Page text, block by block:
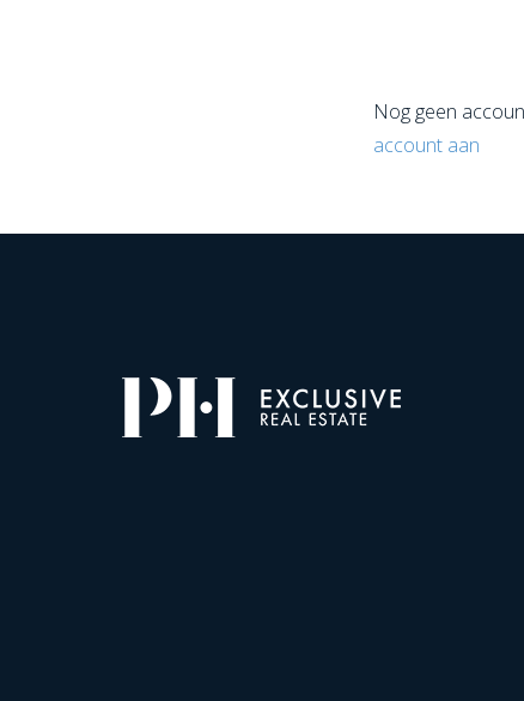
Nog geen
account aan